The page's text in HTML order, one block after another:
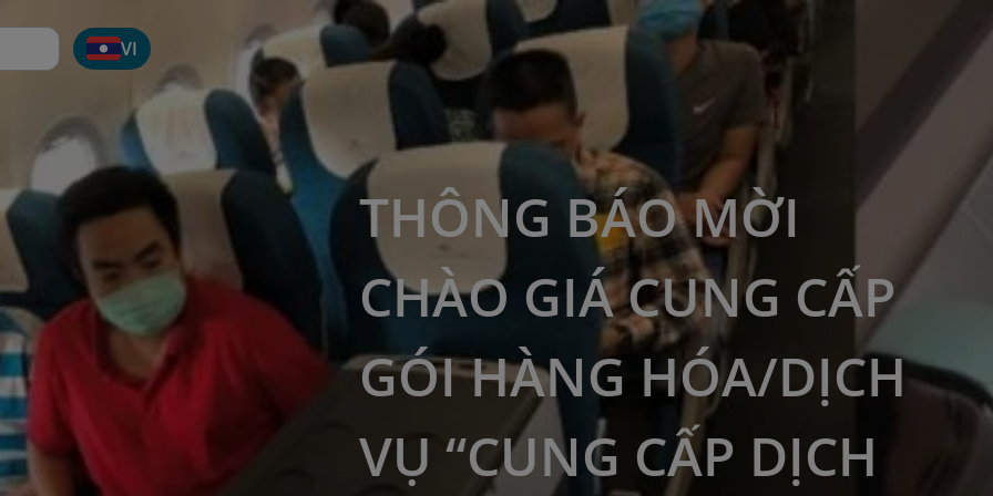
VI
THÔNG BÁO MỜI
CHÀO GIÁ CUNG CẤP
GÓI HÀNG HÓA/DỊCH
VỤ “CUNG CẤP DỊCH